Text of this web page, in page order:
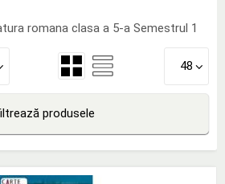
romana clasa a 5-a Semestrul 1
48
produsele